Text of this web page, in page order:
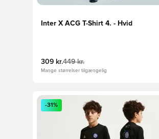
Inter X ACG T-Shirt 4. - Hvid
309 kr.449 kr.
Mange størrelser tilgængelig
Åbner en Modal til at logge ind
-31%